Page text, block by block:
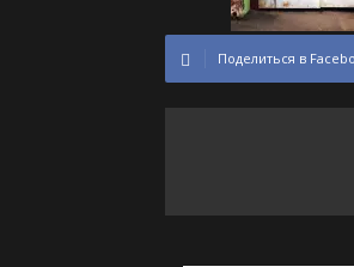
Поделиться в